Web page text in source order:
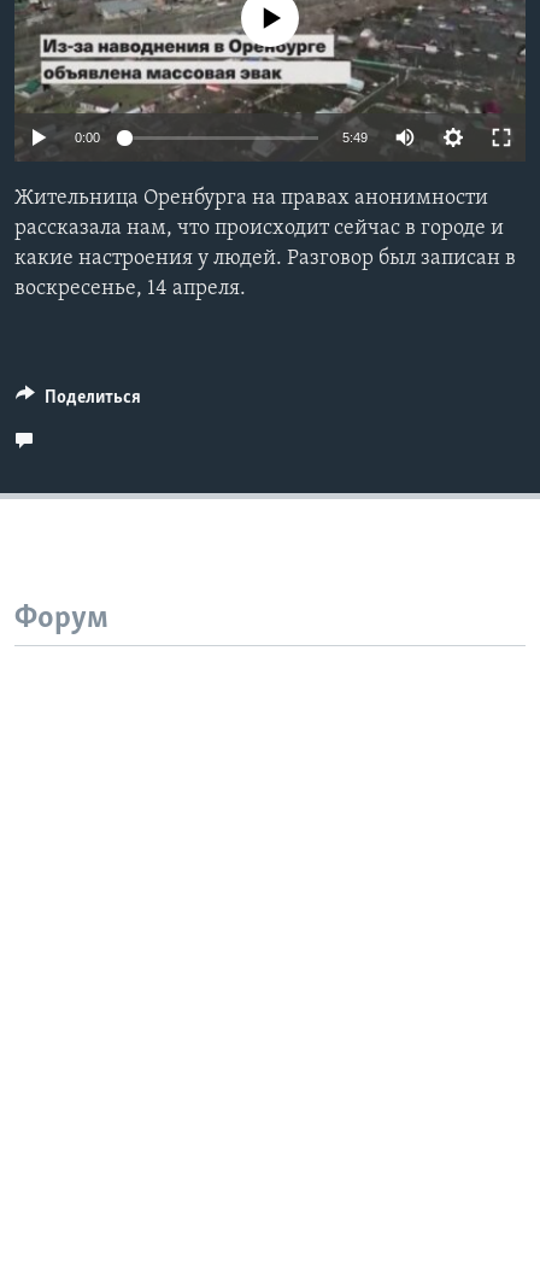
Learning English
СОЦИАЛЬНЫЕ СЕТИ
Языки
No media source currently available
0:00 5:49
Жительница Оренбурга на правах анонимности
рассказала нам, что происходит сейчас в городе и
какие настроения у людей. Разговор был записан в
воскресенье, 14 апреля.
Поделиться
Форум